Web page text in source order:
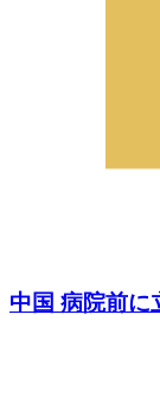
中国 病院前に